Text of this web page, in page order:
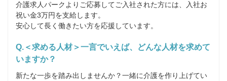
介護求人パークよりご応募してご入社された方には、入社お
祝い金3万円を支給します。
安心して長く働きたい方を応援しています。
Q.＜求める人材＞一言でいえば、どんな人材を求めて
いますか？
新たな一歩を踏み出しませんか？一緒に介護を作り上げてい